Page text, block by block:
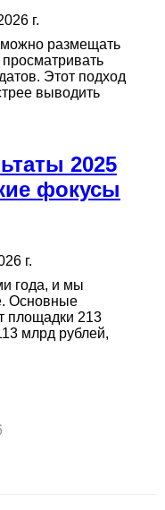
г.
размещать
Этот подход
выводить
2025
фокусы
г.
года, и мы
Основные
площадки 213
млрд рублей,